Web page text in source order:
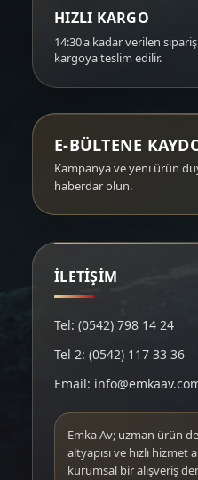
HIZLI KARGO
14:30'a kadar verilen
kargoya teslim edilir.
E-BÜLTENE
Kampanya ve yeni ürün
haberdar olun.
İLETİŞİM
Tel: (0542) 798 14 24
Tel 2: (0542) 117 33 36
Email:
Emka Av; uzman ürün
altyapısı ve hızlı hizmet
kurumsal bir alışveriş